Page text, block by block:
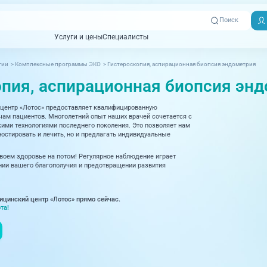
Поиск
Услуги и ценыСпециалисты
Вызвать
скорую
> Комплексные программы ЭКО > Гистероскопия, аспирационная биопсия эндометрия
аспирационная биопсия
«Лотос» предоставляет квалифицированную
пациентов. Многолетний опыт наших врачей сочетается с
технологиями последнего поколения. Это позволяет нам
и лечить, но и предлагать индивидуальные
здоровье на потом! Регулярное наблюдение играет
вашего благополучия и предотвращении развития
центр «Лотос» прямо сейчас.
томография)УЗИ (Ультразвуковая диагностика) Превентэйдж
медицина
кабинет
рефлексотерапия
маммология
Оториноларингология
Офтальмология
Проктология